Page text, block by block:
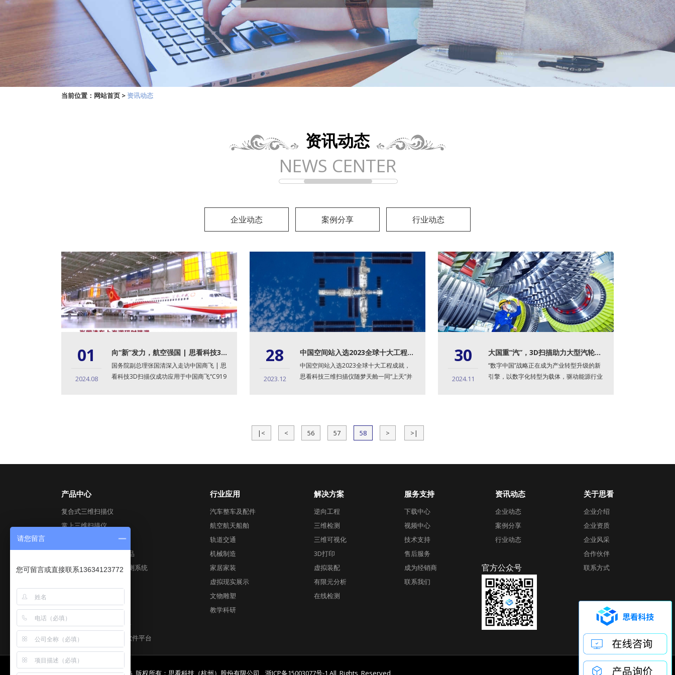
当前位置： 网站首页 > 资讯动态
资讯动态
NEWS CENTER
企业动态 案例分享 行业动态
01
2024.08
向“新”发力，航空强国 | 思看科技3D扫描仪助力国产大飞机翱翔蓝天
国务院副总理张国清深入走访中国商飞 | 思
看科技3D扫描仪成功应用于中国商飞“C919
28
2023.12
中国空间站入选2023全球十大工程成就！探寻大国重器背后的硬核科技
中国空间站入选2023全球十大工程成就，
思看科技三维扫描仪随梦天舱一同“上天”并
30
2024.11
大国重“汽”，3D扫描助力大型汽轮机铸件余量检测及精准划线！
“数字中国”战略正在成为产业转型升级的新
引擎，以数字化转型为载体，驱动能源行业
|< < 56 57 58 > >|
产品中心
复合式三维扫描仪
掌上三维扫描仪
跟踪式3D视觉数字化产品
工业级自动化3D视觉检测系统
AirGO Power智能模块
Geomagic后期处理软件
DefinSight全场景计量软件平台
行业应用
汽车整车及配件
航空航天船舶
轨道交通
机械制造
家居家装
虚拟现实展示
文物雕塑
教学科研
解决方案
逆向工程
三维检测
三维可视化
3D打印
虚拟装配
有限元分析
在线检测
服务支持
下载中心
视频中心
技术支持
售后服务
成为经销商
联系我们
资讯动态
企业动态
案例分享
行业动态
关于思看
企业介绍
企业资质
企业风采
合作伙伴
联系方式
官方公众号
Copyright © 2024-2025 版权所有：思看科技（杭州）股份有限公司 浙ICP备15003077号-1 All Rights Reserved
请您留言
您可留言或直接联系13634123772